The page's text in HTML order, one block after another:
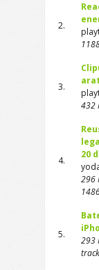
2.
3.
432
4.
20
296
5.
293